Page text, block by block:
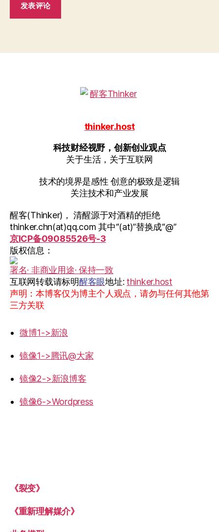
thinker.host
科技财经视野，创新创业观点
关于生活，关于互联网
技术的境界是感性 创意的极致是逻辑
关注技术和产业发展
醒客(Thinker)， 清醒源于对酒精的拒绝
thinker.chn(at)qq.com 其中“(at)”替换成“@”
京ICP备09085526号-3
版权信息：
署名· 非商业用途· 保持一致
互联网转载请标明醒客眼地址: thinker.host
声明：本博客仅为博主个人观点，请勿与任何其他第
三方关联
微博1->新浪
镜像1->腾讯@大家
镜像2->新浪博客
镜像6->Wordpress
《裂变》
《重新理解媒介》